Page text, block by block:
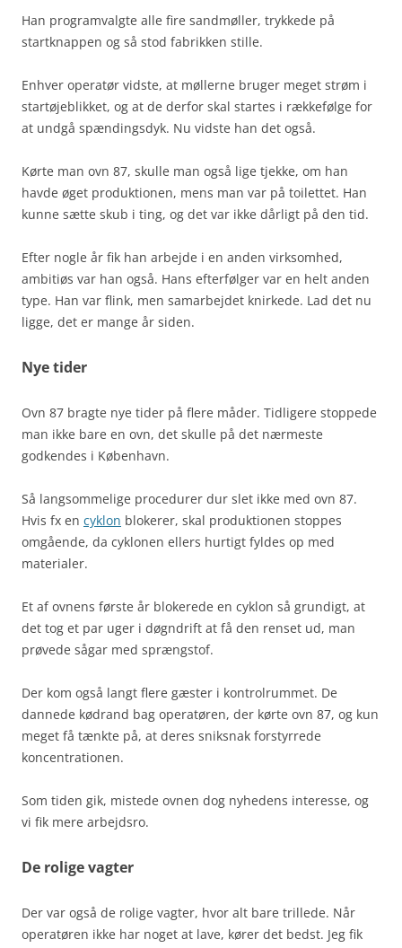
Han programvalgte alle fire sandmøller, trykkede på
startknappen og så stod fabrikken stille.
Enhver operatør vidste, at møllerne bruger meget strøm i
startøjeblikket, og at de derfor skal startes i rækkefølge for
at undgå spændingsdyk. Nu vidste han det også.
Kørte man ovn 87, skulle man også lige tjekke, om han
havde øget produktionen, mens man var på toilettet. Han
kunne sætte skub i ting, og det var ikke dårligt på den tid.
Efter nogle år fik han arbejde i en anden virksomhed,
ambitiøs var han også. Hans efterfølger var en helt anden
type. Han var flink, men samarbejdet knirkede. Lad det nu
ligge, det er mange år siden.
Nye tider
Ovn 87 bragte nye tider på flere måder. Tidligere stoppede
man ikke bare en ovn, det skulle på det nærmeste
godkendes i København.
Så langsommelige procedurer dur slet ikke med ovn 87.
Hvis fx en cyklon blokerer, skal produktionen stoppes
omgående, da cyklonen ellers hurtigt fyldes op med
materialer.
Et af ovnens første år blokerede en cyklon så grundigt, at
det tog et par uger i døgndrift at få den renset ud, man
prøvede sågar med sprængstof.
Der kom også langt flere gæster i kontrolrummet. De
dannede kødrand bag operatøren, der kørte ovn 87, og kun
meget få tænkte på, at deres sniksnak forstyrrede
koncentrationen.
Som tiden gik, mistede ovnen dog nyhedens interesse, og
vi fik mere arbejdsro.
De rolige vagter
Der var også de rolige vagter, hvor alt bare trillede. Når
operatøren ikke har noget at lave, kører det bedst. Jeg fik